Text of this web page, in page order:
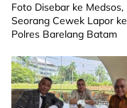
Foto Disebar ke Medsos,
Seorang Cewek Lapor ke
Polres Barelang Batam